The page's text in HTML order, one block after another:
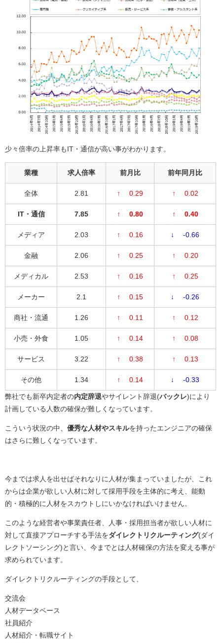
少々倍率の上昇率もIT・通信が高い事がわかります。
業種 求人倍率 前月比 前年同月比
全体 2.81 ↑ 0.29 ↑ 0.02
IT・通信 7.85 ↑ 0.80 ↑ 0.40
メディア 2.03 ↑ 0.16 ↓ -0.66
金融 2.06 ↑ 0.25 ↑ 0.20
メディカル 2.53 ↑ 0.16 ↑ 0.25
メーカー 2.1 ↑ 0.15 ↓ -0.26
商社・流通 1.26 ↑ 0.11 ↑ 0.12
小売・外食 1.05 ↑ 0.14 ↑ 0.08
サービス 3.22 ↑ 0.38 ↑ 0.13
その他 1.34 ↑ 0.14 ↓ -0.33
弊社でも新卒内定者の内定辞退やサイレント辞退(バックレ)により
計画している人数の確保が難しくなっています。
こういう状況の中、 優秀な人材やスキルを持ったエンジニアの確保
はさらに難しくなっています。
今までは求人を出せばそれなりに人材が集まっていましたが、これ
からは企業が欲しい人材に対して採用手段を主体的に考え、能動
的・積極的に人材をスカウトしにいかなければいけません。
このような経営者や事業責任者、人事・採用担当者が欲しい人材に
対して直接アプローチする手法をダイレクトリクルーティング(ダイ
レクトソーシング)と言い、今までとは人材確保の方法を変える事が
求められています。
ダイレクトリクルーティングの手段として、
交流会
人材データベース
社員紹介
人材紹介・転職サイト